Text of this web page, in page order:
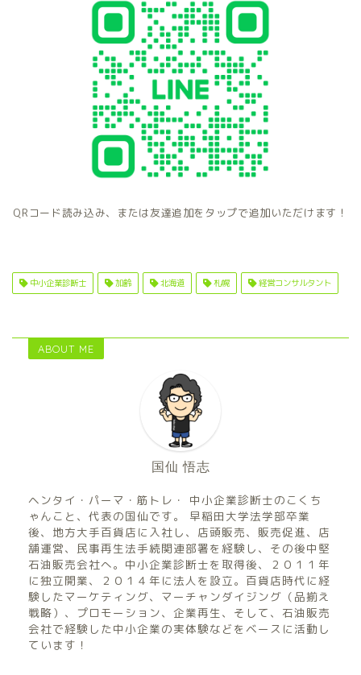
QRコード読み込み、または友達追加をタップで追加いただけます！
中小企業診断士 加齢 北海道 札幌 経営コンサルタント
ABOUT ME
国仙 悟志
ヘンタイ・パーマ・筋トレ・ 中小企業診断士のこくち
ゃんこと、代表の国仙です。 早稲田大学法学部卒業
後、地方大手百貨店に入社し、店頭販売、販売促進、店
舗運営、民事再生法手続関連部署を経験し、その後中堅
石油販売会社へ。中小企業診断士を取得後、２０１１年
に独立開業、２０１４年に法人を設立。百貨店時代に経
験したマーケティング、マーチャンダイジング（品揃え
戦略）、プロモーション、企業再生、そして、石油販売
会社で経験した中小企業の実体験などをベースに活動し
ています！